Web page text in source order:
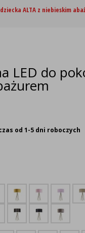
ALTA z niebieskim
LED do
od 1-5 dni roboczych